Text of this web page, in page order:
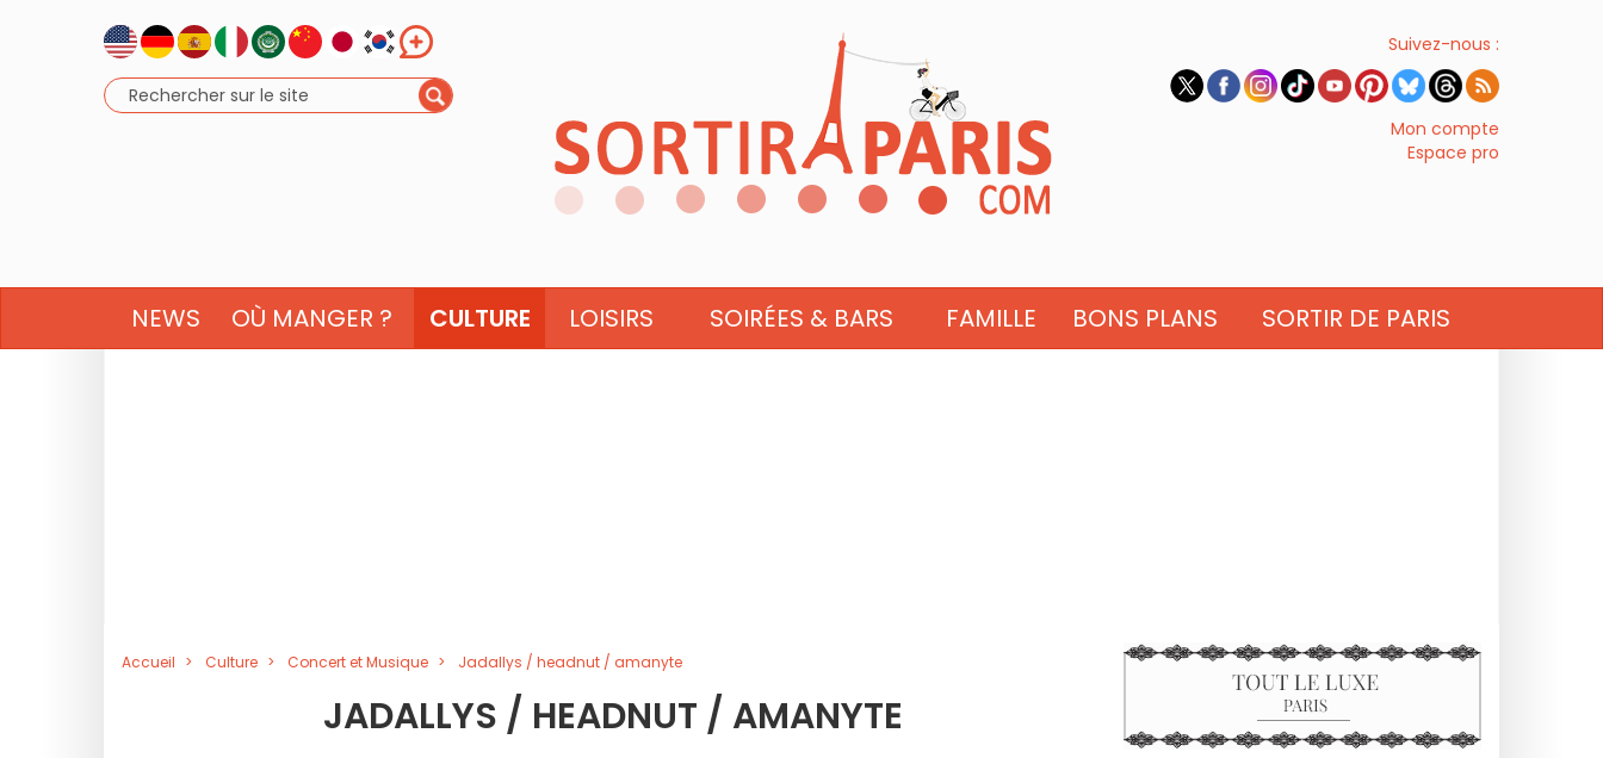
Suivez-nous :
Mon compte
Espace pro
NEWS OÙ MANGER ? CULTURE LOISIRS SOIRÉES & BARS FAMILLE BONS PLANS SORTIR DE PARIS
Accueil Culture Concert et Musique Jadallys / headnut / amanyte
JADALLYS / HEADNUT / AMANYTE